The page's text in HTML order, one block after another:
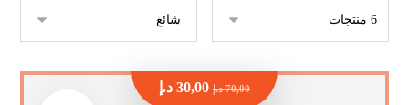
70,00 د.إ 30,00 د.إ